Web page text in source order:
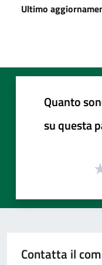
Ultimo
Quanto
su questa
Contatta il